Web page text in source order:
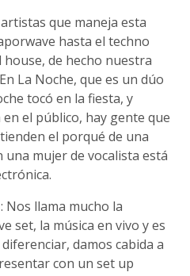
que maneja esta
hasta el techno
de hecho nuestra
La Noche, que es un dúo
tocó en la fiesta, y
el público, hay gente que
el porqué de una
mujer de vocalista está
: Nos llama mucho la
set, la música en vivo y es
damos cabida a
con un set up